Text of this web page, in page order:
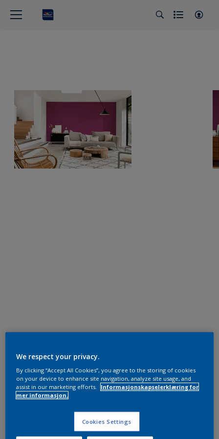
We respect your privacy.
By clicking “Accept All Cookies”, you agree to the storing of cookies
on your device to enhance site navigation, analyze site usage, and
assist in our marketing efforts.
Informasjonskapselerklæring for
mer informasjon.
Cookies Settings